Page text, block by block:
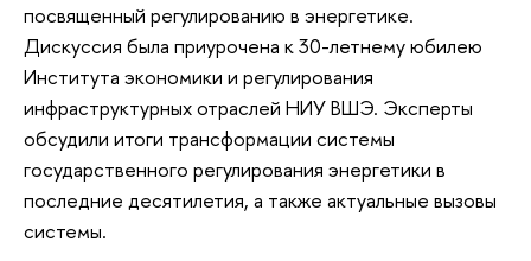
посвященный регулированию в энергетике.
Дискуссия была приурочена к 30-летнему юбилею
Института экономики и регулирования
инфраструктурных отраслей НИУ ВШЭ. Эксперты
обсудили итоги трансформации системы
государственного регулирования энергетики в
последние десятилетия, а также актуальные вызовы
системы.